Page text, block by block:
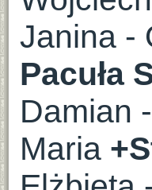
Janina -
Pacuła
Damian
Maria